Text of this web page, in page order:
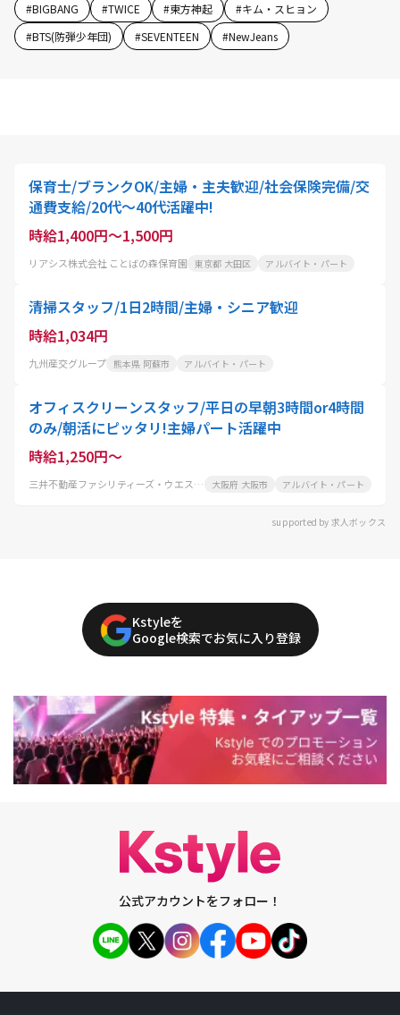
#BIGBANG #TWICE #東方神起 #キム・スヒョン
#BTS(防弾少年団) #SEVENTEEN #NewJeans
保育士/ブランクOK/主婦・主夫歓迎/社会保険完備/交
通費支給/20代～40代活躍中!
時給1,400円～1,500円
リアシス株式会社 ことばの森保育園 東京都 大田区 アルバイト・パート
清掃スタッフ/1日2時間/主婦・シニア歓迎
時給1,034円
九州産交グループ 熊本県 阿蘇市 アルバイト・パート
オフィスクリーンスタッフ/平日の早朝3時間or4時間
のみ/朝活にピッタリ!主婦パート活躍中
時給1,250円～
三井不動産ファシリティーズ・ウエスト株式会社 大阪府 大阪市 アルバイト・パート
supported by 求人ボックス
Kstyleを
Google検索でお気に入り登録
公式アカウントをフォロー！